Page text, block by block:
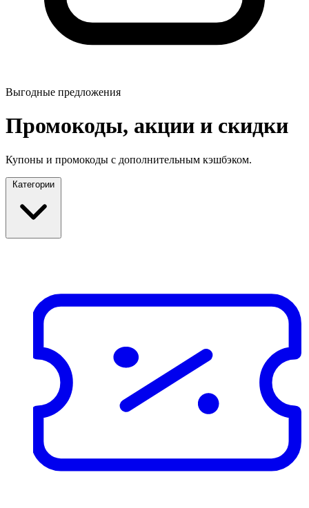
Выгодные предложения
Промокоды, акции и скидки
Купоны и промокоды с дополнительным кэшбэком.
Категории